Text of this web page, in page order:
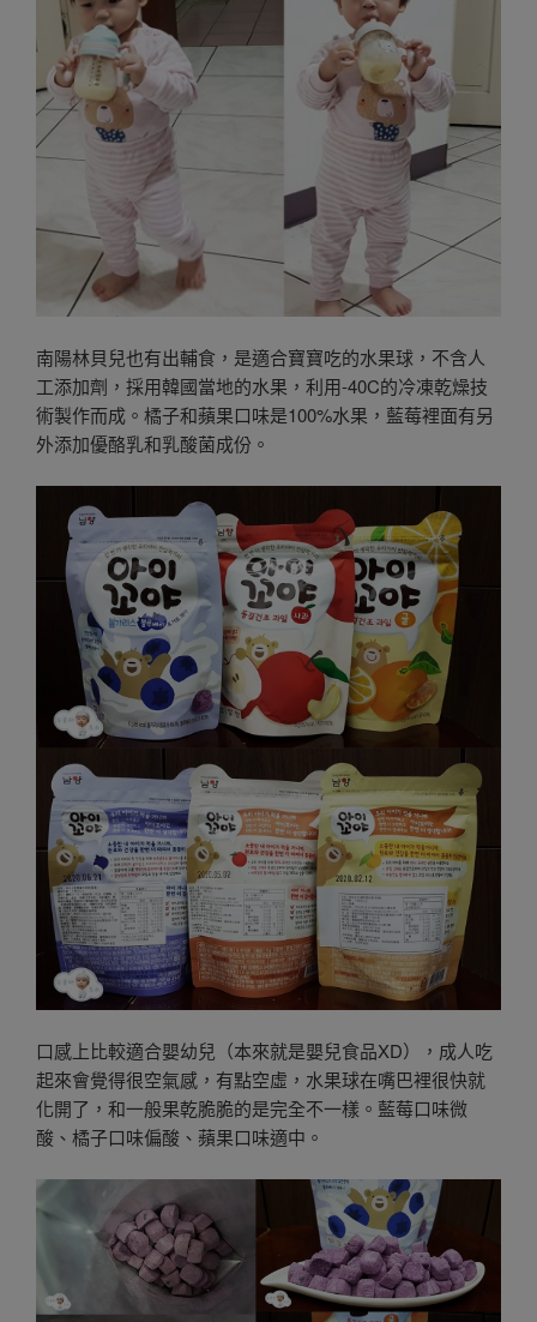
南陽林貝兒也有出輔食，是適合寶寶吃的水果球，不含人
工添加劑，採用韓國當地的水果，利用-40C的冷凍乾燥技
術製作而成。橘子和蘋果口味是100%水果，藍莓裡面有另
外添加優酪乳和乳酸菌成份。
口感上比較適合嬰幼兒（本來就是嬰兒食品XD），成人吃
起來會覺得很空氣感，有點空虛，水果球在嘴巴裡很快就
化開了，和一般果乾脆脆的是完全不一樣。藍莓口味微
酸、橘子口味偏酸、蘋果口味適中。